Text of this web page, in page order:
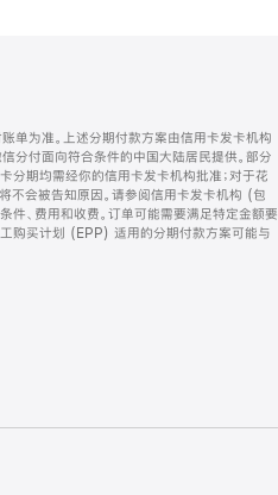
单为准。上述分期付款方案由信用卡发卡机构
分付面向符合条件的中国大陆居民提供。部分
期均需经你的信用卡发卡机构批准；对于花
不会被告知原因。请参阅信用卡发卡机构 (包
件、费用和收费。订单可能需要满足特定金额要
购买计划 (EPP) 适用的分期付款方案可能与